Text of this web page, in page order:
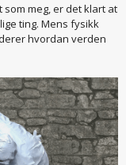
meg, er det klart at
ting. Mens fysikk
hvordan verden